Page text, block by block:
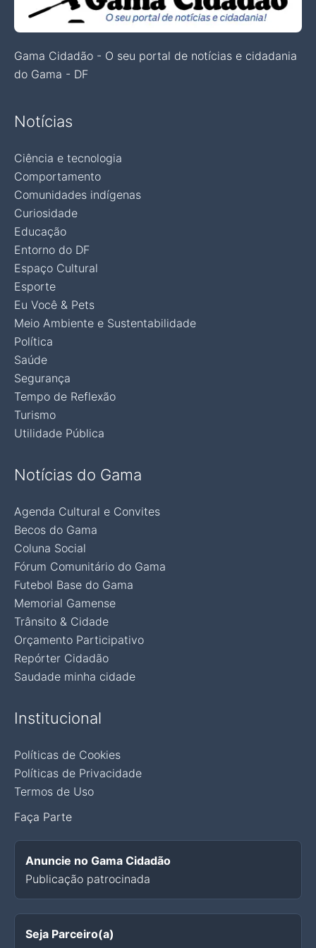
Gama Cidadão - O seu portal de notícias e cidadania
do Gama - DF
Notícias
Ciência e tecnologia
Comportamento
Comunidades indígenas
Curiosidade
Educação
Entorno do DF
Espaço Cultural
Esporte
Eu Você & Pets
Meio Ambiente e Sustentabilidade
Política
Saúde
Segurança
Tempo de Reflexão
Turismo
Utilidade Pública
Notícias do Gama
Agenda Cultural e Convites
Becos do Gama
Coluna Social
Fórum Comunitário do Gama
Futebol Base do Gama
Memorial Gamense
Trânsito & Cidade
Orçamento Participativo
Repórter Cidadão
Saudade minha cidade
Institucional
Políticas de Cookies
Políticas de Privacidade
Termos de Uso
Faça Parte
Anuncie no Gama Cidadão
Publicação patrocinada
Seja Parceiro(a)